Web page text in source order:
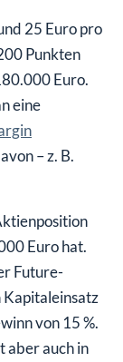
25 Euro pro
Punkten
Euro.
eine
– z. B.
Euro hat.
Future-
Kapitaleinsatz
von 15 %.
aber auch in